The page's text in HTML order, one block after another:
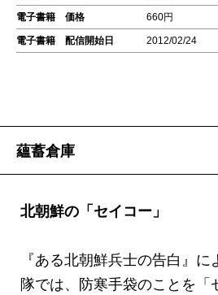
電子書籍 価格 660円
電子書籍 配信開始日 2012/02/24
蘊蓄倉庫
北朝鮮の「セイコー」
『ある北朝鮮兵士の告白』
隊では、防寒手袋のことを「